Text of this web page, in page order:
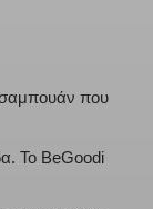
που
Το BeGoodi